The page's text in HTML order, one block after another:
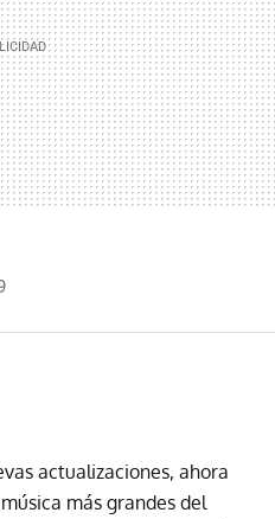
actualizaciones, ahora
más grandes del